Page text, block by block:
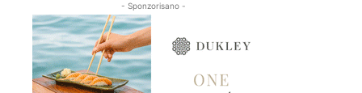
- Sponzorisano -